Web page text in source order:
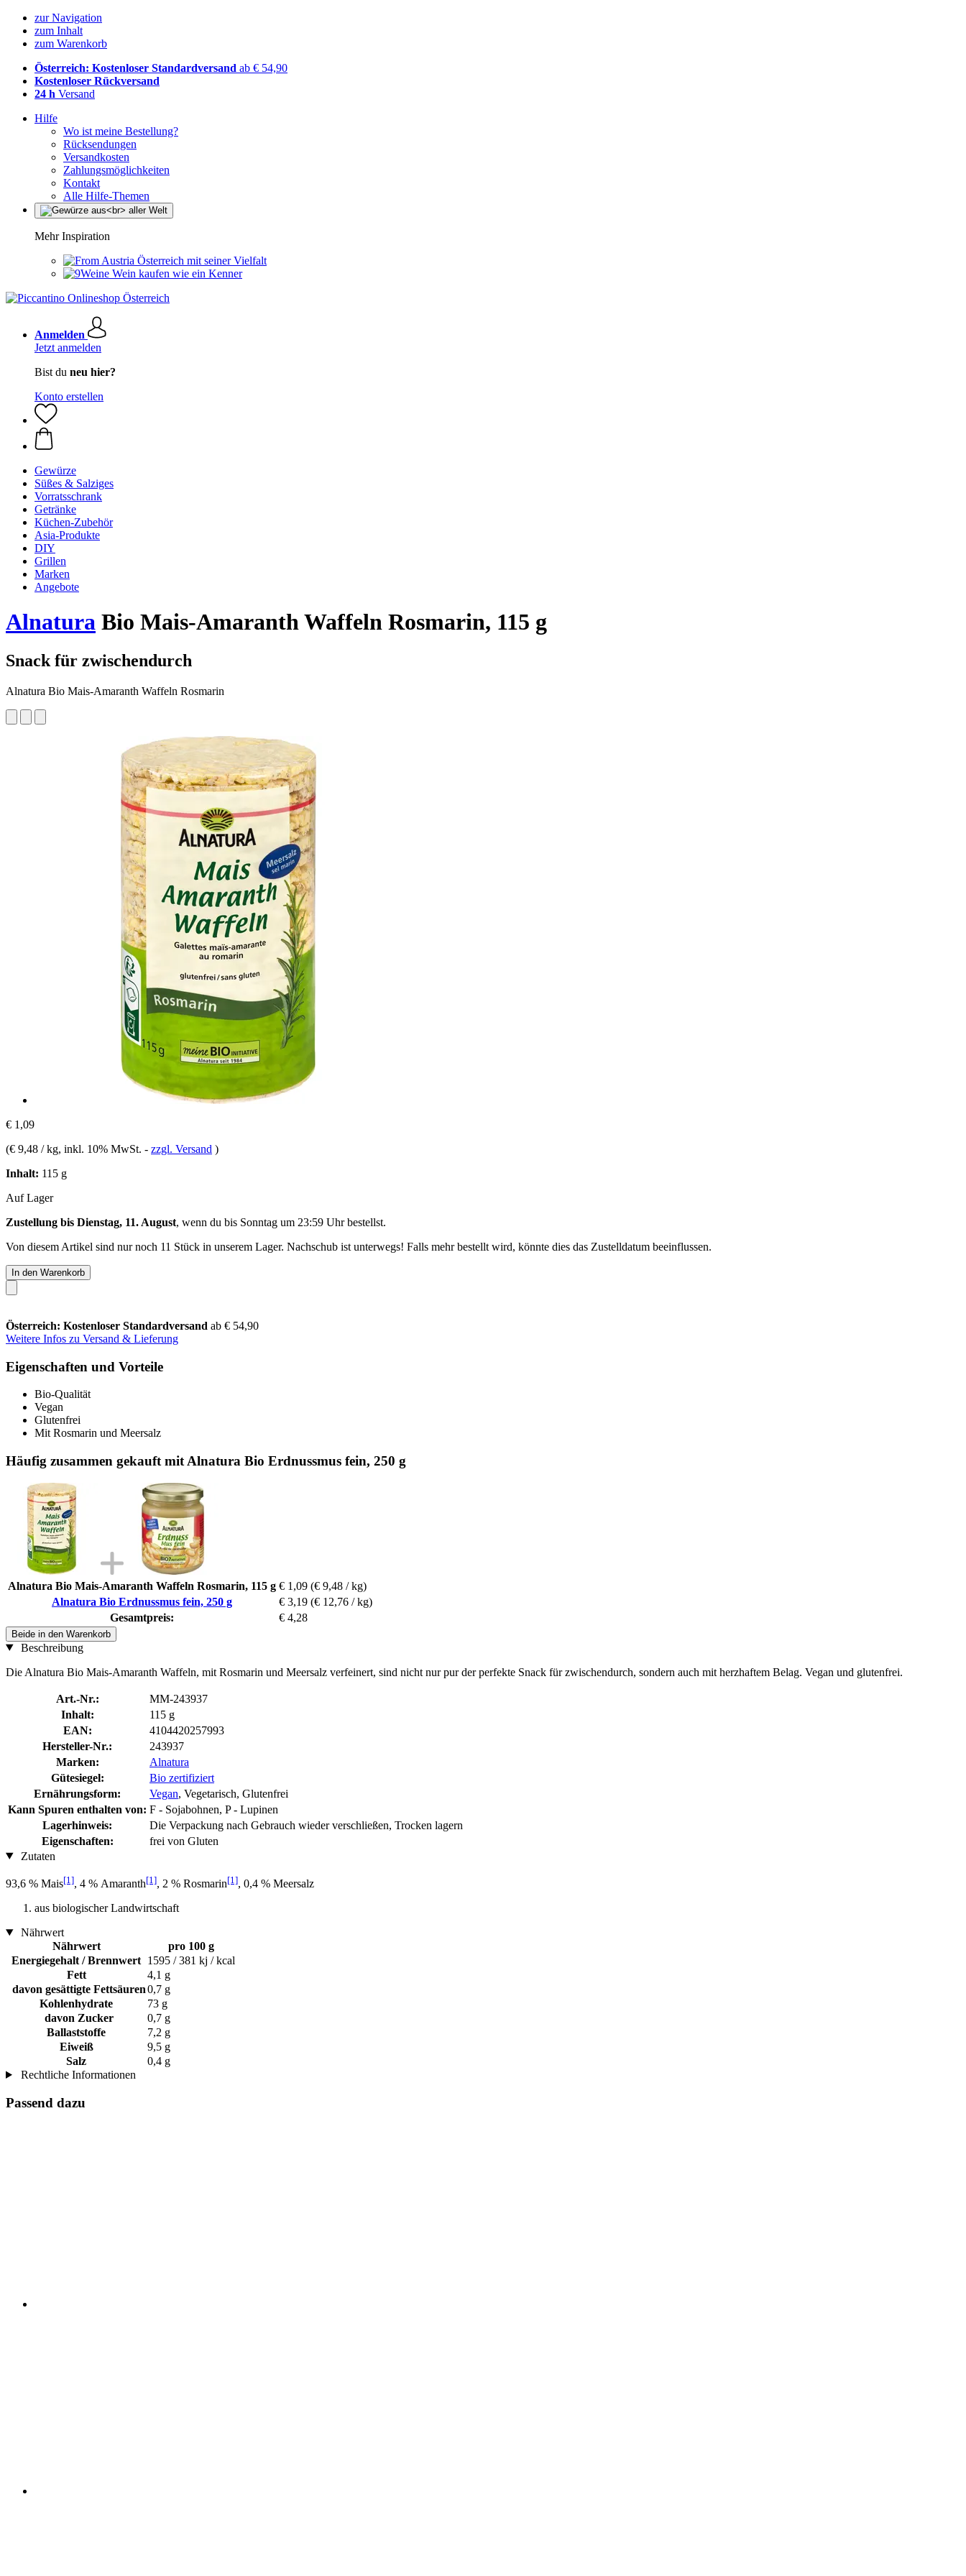
zur Navigation
zum Inhalt
zum Warenkorb
Österreich: Kostenloser Standardversand ab € 54,90
Kostenloser Rückversand
24 h Versand
Hilfe
Wo ist meine Bestellung?
Rücksendungen
Versandkosten
Zahlungsmöglichkeiten
Kontakt
Alle Hilfe-Themen
Mehr Inspiration
Österreich mit seiner Vielfalt
Wein kaufen wie ein Kenner
Anmelden
Jetzt anmelden
Bist du neu hier?
Konto erstellen
Gewürze
Süßes & Salziges
Vorratsschrank
Getränke
Küchen-Zubehör
Asia-Produkte
DIY
Grillen
Marken
Angebote
Alnatura Bio Mais-Amaranth Waffeln Rosmarin, 115 g
Snack für zwischendurch
Alnatura Bio Mais-Amaranth Waffeln Rosmarin
€ 1,09
(€ 9,48 / kg, inkl. 10% MwSt. - zzgl. Versand )
Inhalt: 115 g
Auf Lager
Zustellung bis Dienstag, 11. August, wenn du bis Sonntag um 23:59 Uhrbestellst.
Von diesem Artikel sind nur noch 11 Stück in unserem Lager. Nachschub ist unterwegs! Falls mehr bestellt wird, könnte dies das Zustelldatum beeinflussen.
In den Warenkorb
Österreich: Kostenloser Standardversand ab € 54,90
Weitere Infos zu Versand & Lieferung
Eigenschaften und Vorteile
Bio-Qualität
Vegan
Glutenfrei
Mit Rosmarin und Meersalz
Häufig zusammen gekauft mit Alnatura Bio Erdnussmus fein, 250 g
Alnatura Bio Mais-Amaranth Waffeln Rosmarin, 115 g € 1,09 (€ 9,48 / kg)
Alnatura Bio Erdnussmus fein, 250 g
€ 3,19 (€ 12,76 / kg)
Gesamtpreis:
€ 4,28
Beide in den Warenkorb
Beschreibung
Die Alnatura Bio Mais-Amaranth Waffeln, mit Rosmarin und Meersalz verfeinert, sind nicht nur pur der perfekte Snack für zwischendurch, sondern auch mit herzhaftem Belag. Vegan und glutenfrei.
Art.-Nr.:
MM-243937
Inhalt:
115 g
EAN:
4104420257993
Hersteller-Nr.:
243937
Marken:
Alnatura
Gütesiegel:
Bio zertifiziert
Ernährungsform:
Vegan, Vegetarisch, Glutenfrei
Kann Spuren enthalten von: F - Sojabohnen, P - Lupinen
Lagerhinweis:
Die Verpackung nach Gebrauch wieder verschließen, Trocken lagern
Eigenschaften:
frei von Gluten
Zutaten
93,6 % Mais[1], 4 % Amaranth[1], 2 % Rosmarin[1], 0,4 % Meersalz
aus biologischer Landwirtschaft
Nährwert
Nährwert
pro 100 g
Energiegehalt / Brennwert 1595 / 381 kj / kcal
Fett
4,1 g
davon gesättigte Fettsäuren0,7 g
Kohlenhydrate
73 g
davon Zucker
0,7 g
Ballaststoffe
7,2 g
Eiweiß
9,5 g
Salz
0,4 g
Rechtliche Informationen
Passend dazu